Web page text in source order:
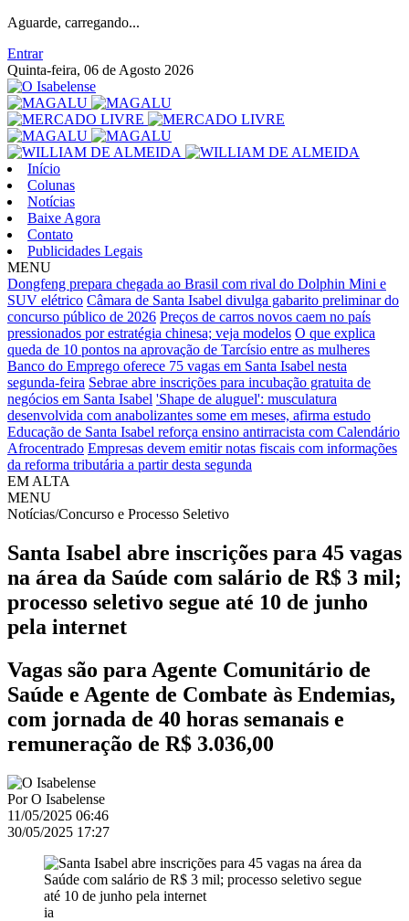
Aguarde, carregando...
Entrar
Quinta-feira, 06 de Agosto 2026
Início
Colunas
Notícias
Baixe Agora
Contato
Publicidades Legais
MENU
Dongfeng prepara chegada ao Brasil com rival do Dolphin Mini e
SUV elétrico Câmara de Santa Isabel divulga gabarito preliminar do
concurso público de 2026 Preços de carros novos caem no país
pressionados por estratégia chinesa; veja modelos O que explica
queda de 10 pontos na aprovação de Tarcísio entre as mulheres
Banco do Emprego oferece 75 vagas em Santa Isabel nesta
segunda-feira Sebrae abre inscrições para incubação gratuita de
negócios em Santa Isabel 'Shape de aluguel': musculatura
desenvolvida com anabolizantes some em meses, afirma estudo
Educação de Santa Isabel reforça ensino antirracista com Calendário
Afrocentrado Empresas devem emitir notas fiscais com informações
da reforma tributária a partir desta segunda
EM ALTA
MENU
Notícias/Concurso e Processo Seletivo
Santa Isabel abre inscrições para 45 vagas
na área da Saúde com salário de R$ 3 mil;
processo seletivo segue até 10 de junho
pela internet
Vagas são para Agente Comunitário de
Saúde e Agente de Combate às Endemias,
com jornada de 40 horas semanais e
remuneração de R$ 3.036,00
PorO Isabelense
11/05/2025 06:46
30/05/2025 17:27
ia